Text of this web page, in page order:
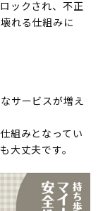
ックされ、不正
れる仕組みに
サービスが増え
組みとなってい
大丈夫です。